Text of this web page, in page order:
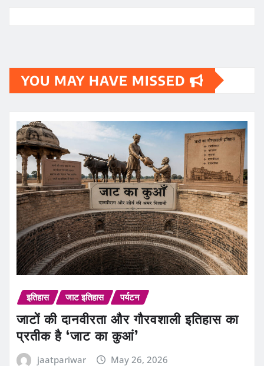
YOU MAY HAVE MISSED
इतिहास जाट इतिहास पर्यटन
जाटों की दानवीरता और गौरवशाली इतिहास का
प्रतीक है ‘जाट का कुआं’
jaatpariwar May 26, 2026